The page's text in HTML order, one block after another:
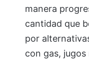
manera
cantidad que
por
con gas,